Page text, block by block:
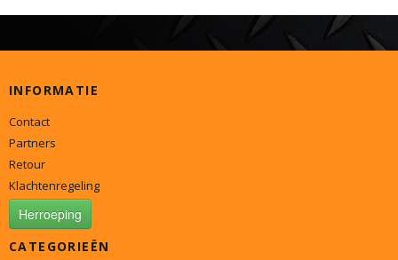
INFORMATIE
Contact
Partners
Retour
Klachtenregeling
Herroeping
CATEGORIEËN